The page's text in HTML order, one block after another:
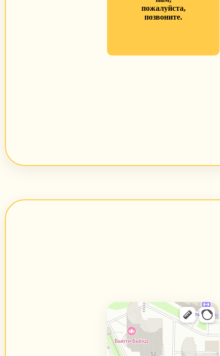
пожалуйста,
позвоните.